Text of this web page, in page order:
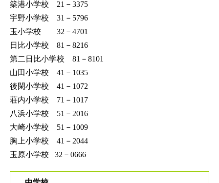
築港小学校 21－3375
宇野小学校 31－5796
玉小学校 32－4701
日比小学校 81－8216
第二日比小学校 81－8101
山田小学校 41－1035
後閑小学校 41－1072
荘内小学校 71－1017
八浜小学校 51－2016
大崎小学校 51－1009
胸上小学校 41－2044
玉原小学校 32－0666